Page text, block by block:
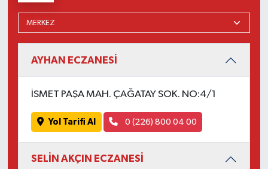
AYHAN ECZANESİ
İSMET PAŞA MAH. ÇAĞATAY SOK. NO:4/1
Yol Tarifi Al 0 (226) 800 04 00
SELİN AKÇIN ECZANESİ